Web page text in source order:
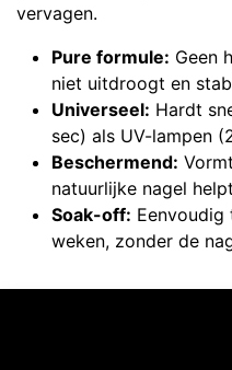
vervagen.
Pure formule: Geen
niet uitdroogt en
Universeel: Hardt
sec) als UV-lampen
Beschermend:
natuurlijke nagel
Soak-off:
weken, zonder de